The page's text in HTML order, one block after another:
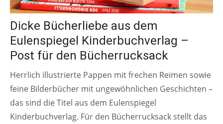
Dicke Bücherliebe aus dem
Eulenspiegel Kinderbuchverlag –
Post für den Bücherrucksack
Herrlich illustrierte Pappen mit frechen Reimen sowie
feine Bilderbücher mit ungewöhnlichen Geschichten –
das sind die Titel aus dem Eulenspiegel
Kinderbuchverlag. Für den Bücherrucksack stellt das